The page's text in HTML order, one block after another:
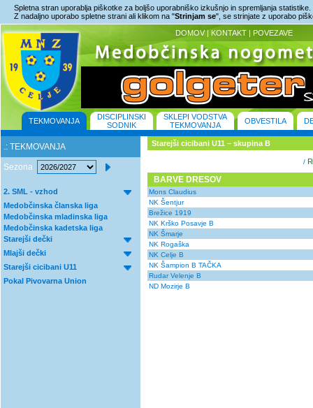
Spletna stran uporablja piškotke za boljšo uporabniško izkušnjo in spremljanja statistike.
Z nadaljno uporabo spletne strani ali klikom na "Strinjam se", se strinjate z uporabo
DOMOV | KONTAKT | POVEZAVE
TEKMOVANJA
DISCIPLINSKI
SODNIK
SKLEPI VODSTVA
TEKMOVANJA
OBVESTILA
.: TEKMOVANJA
Sezona
2. SML - vzhod
Medobčinska članska liga
Medobčinska mladinska liga
Medobčinska kadetska liga
Starejši dečki
Mlajši dečki
Starejši cicibani U11
Pokal Pivovarna Union
Starejši cicibani U11 – skupina B
/
BARVE DRESOV
Mons Claudius
NK Šentjur
Brežice 1919
NK Krško Posavje B
NK Šmarje
NK Rogaška
NK Celje B
NK Šampion B TAČKA
Rudar Velenje B
ND Mozirje B